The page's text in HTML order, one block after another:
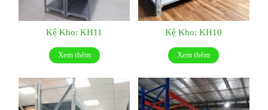
Kệ Kho: KH11
Xem thêm
Kệ Kho: KH10
Xem thêm